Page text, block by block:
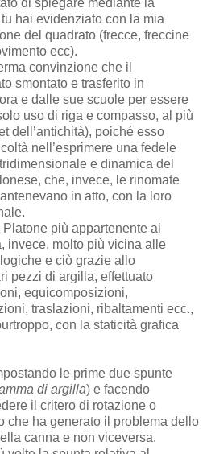
di spiegare mediante la
hai evidenziato con la mia
del quadrato (frecce, freccine
ecc).
convinzione che il
smontato e trasferito in
e dalle sue scuole per essere
uso di riga e compasso, al più
dell’antichità), poiché esso
nell’esprimere una fedele
e dinamica del
che, invece, le rinomate
in atto, con la loro
più appartenente ai
invece, molto più vicina alle
e ciò grazie allo
pezzi di argilla, effettuato
equicomposizioni,
traslazioni, ribaltamenti ecc.,
con la staticità grafica
le prime due spunte
di argilla) e facendo
il critero di rotazione o
che ha generato il problema dello
canna e non viceversa.